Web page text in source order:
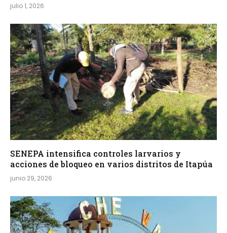
julio 1, 2026
SENEPA intensifica controles larvarios y
acciones de bloqueo en varios distritos de Itapúa
junio 29, 2026